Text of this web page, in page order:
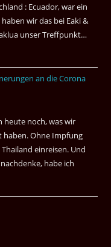
: Ecuador, war ein
wir das bei Eaki &
unser Treffpunkt…
bei
an die Corona
heute noch, was wir
haben. Ohne Impfung
einreisen. Und
habe ich